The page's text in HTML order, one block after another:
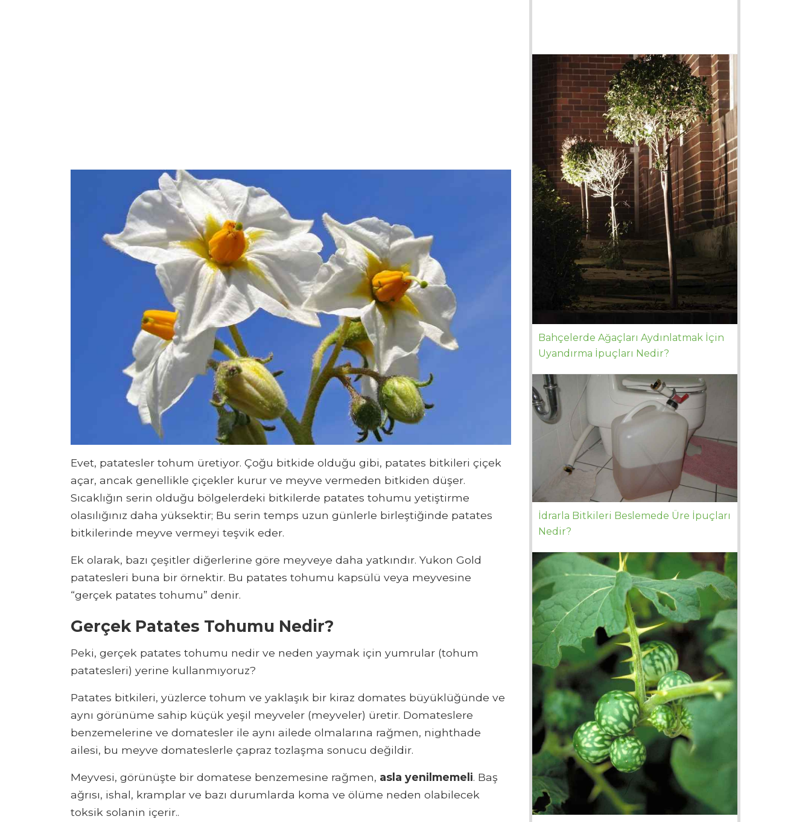
Evet, patatesler tohum üretiyor. Çoğu bitkide olduğu gibi, patates bitkileri çiçek
açar, ancak genellikle çiçekler kurur ve meyve vermeden bitkiden düşer.
Sıcaklığın serin olduğu bölgelerdeki bitkilerde patates tohumu yetiştirme
olasılığınız daha yüksektir; Bu serin temps uzun günlerle birleştiğinde patates
bitkilerinde meyve vermeyi teşvik eder.
Ek olarak, bazı çeşitler diğerlerine göre meyveye daha yatkındır. Yukon Gold
patatesleri buna bir örnektir. Bu patates tohumu kapsülü veya meyvesine
“gerçek patates tohumu” denir.
Gerçek Patates Tohumu Nedir?
Peki, gerçek patates tohumu nedir ve neden yaymak için yumrular (tohum
patatesleri) yerine kullanmıyoruz?
Patates bitkileri, yüzlerce tohum ve yaklaşık bir kiraz domates büyüklüğünde ve
aynı görünüme sahip küçük yeşil meyveler (meyveler) üretir. Domateslere
benzemelerine ve domatesler ile aynı ailede olmalarına rağmen, nighthade
ailesi, bu meyve domateslerle çapraz tozlaşma sonucu değildir.
Meyvesi, görünüşte bir domatese benzemesine rağmen, asla yenilmemeli. Baş
ağrısı, ishal, kramplar ve bazı durumlarda koma ve ölüme neden olabilecek
toksik solanin içerir..
Bahçelerde Ağaçları Aydınlatmak İçin
Uyandırma İpuçları Nedir?
İdrarla Bitkileri Beslemede Üre İpuçları
Nedir?